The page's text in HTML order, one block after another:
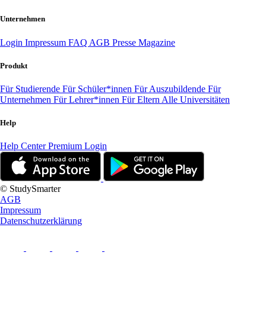
Unternehmen
Login Impressum FAQ AGB Presse Magazine
Produkt
Für Studierende Für Schüler*innen Für Auszubildende Für
Unternehmen Für Lehrer*innen Für Eltern Alle Universitäten
Help
Help CenterPremium Login
© StudySmarter
AGB
Impressum
Datenschutzerklärung